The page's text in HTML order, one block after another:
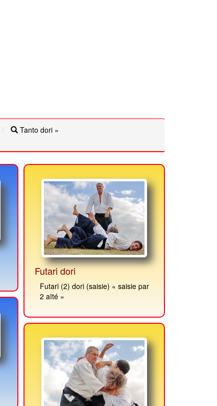
Tanto dori »
Futari dori
Futari (2) dori (saisie) « saisie par
2 aïté »